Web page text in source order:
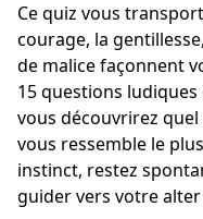
Ce quiz vous
courage, la
de malice façonnent
15 questions
vous découvrirez
vous ressemble le
instinct, restez
guider vers votre alter